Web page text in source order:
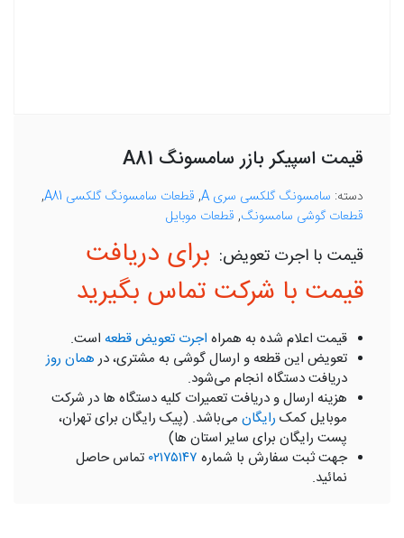
قیمت اسپیکر بازر سامسونگ A81
دسته: سامسونگ گلکسی سری A , قطعات سامسونگ گلکسی A81
,
قطعات گوشی سامسونگ, قطعات موبایل
برای دریافت
قیمت با شرکت تماس بگیرید
قیمت اعلام شده به همراه اجرت تعویض قطعه است.
تعویض این قطعه و ارسال گوشی به مشتری، درهمان روز
دریافت دستگاه انجام می‌شود.
هزینه ارسال و دریافت تعمیرات کلیه دستگاه ها در شرکت
موبایل کمک رایگان می‌باشد. (پیک رایگان برای تهران،
پست رایگان برای سایر استان ها)
جهت ثبت سفارش با شماره ۰۲۱۷۵۱۴۷ تماس حاصل
نمائید.